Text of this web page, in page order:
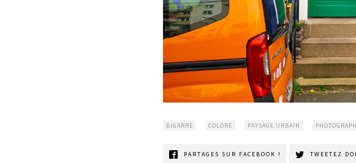
BIGARRÉ COLORÉ PAYSAGE URBAIN
PARTAGES SUR FACEBOOK ! TWEETEZ